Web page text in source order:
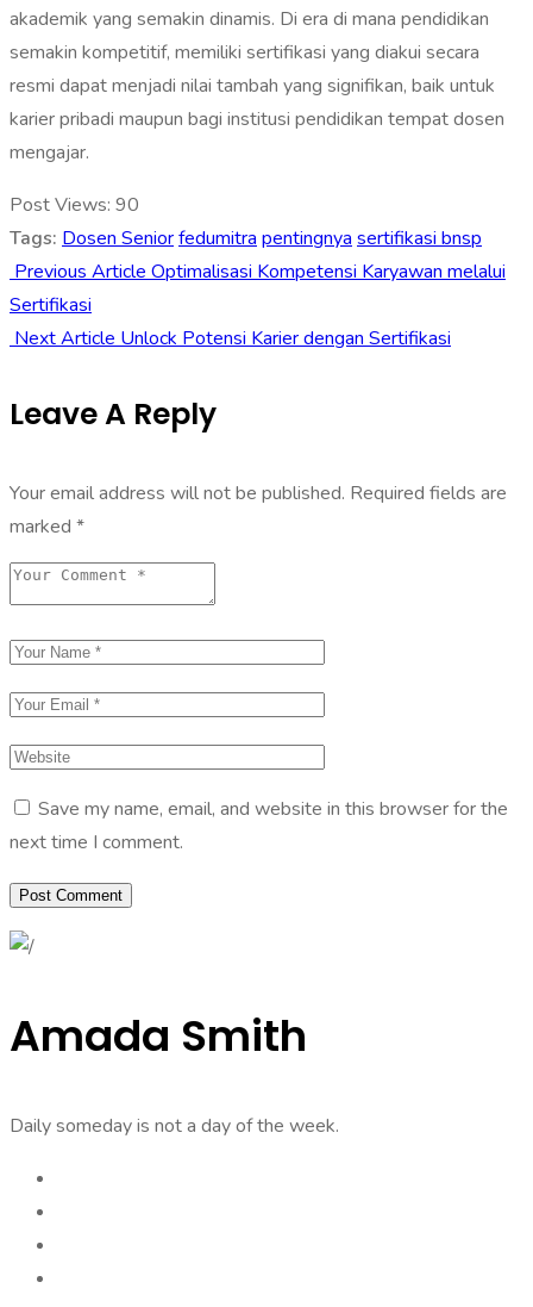
akademik yang semakin dinamis. Di era di mana pendidikan
semakin kompetitif, memiliki sertifikasi yang diakui secara
resmi dapat menjadi nilai tambah yang signifikan, baik untuk
karier pribadi maupun bagi institusi pendidikan tempat dosen
mengajar.
Post Views: 90
Tags: Dosen Seniorfedumitra pentingnya sertifikasi bnsp
Previous Article Optimalisasi Kompetensi Karyawan melalui
Sertifikasi
Next Article Unlock Potensi Karier dengan Sertifikasi
Leave A Reply
Your email address will not be published. Required fields are
marked *
Save my name, email, and website in this browser for the
next time I comment.
Amada Smith
Daily someday is not a day of the week.